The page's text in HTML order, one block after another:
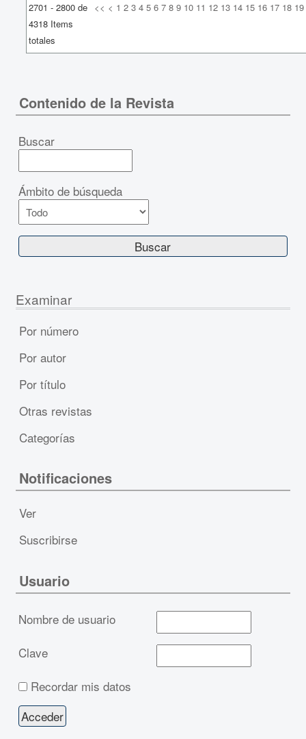
2701 - 2800 de
4318 Items
totales
<< < 1 2 3 4 5 6 7 8 9 10 11 12 13 14 15 16 17 18 19
Contenido de la Revista
Buscar
Ámbito de búsqueda
Examinar
Por número
Por autor
Por título
Otras revistas
Categorías
Notificaciones
Ver
Suscribirse
Usuario
Nombre de usuario
Clave
Recordar mis datos